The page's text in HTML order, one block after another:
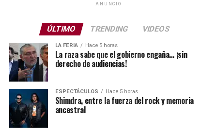
ANUNCIO
ÚLTIMO TRENDING VIDEOS
LA FERIA Hace 5 horas
La raza sabe que el gobierno engaña… ¡sin
derecho de audiencias!
ESPECTÁCULOS Hace 5 horas
Shimdra, entre la fuerza del rock y memoria
ancestral